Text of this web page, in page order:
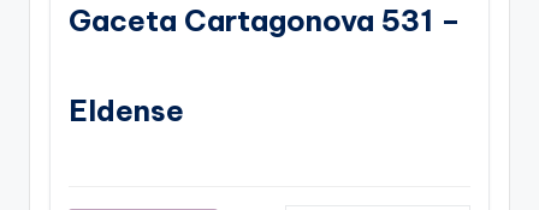
Gaceta Cartagonova 531 –
Eldense